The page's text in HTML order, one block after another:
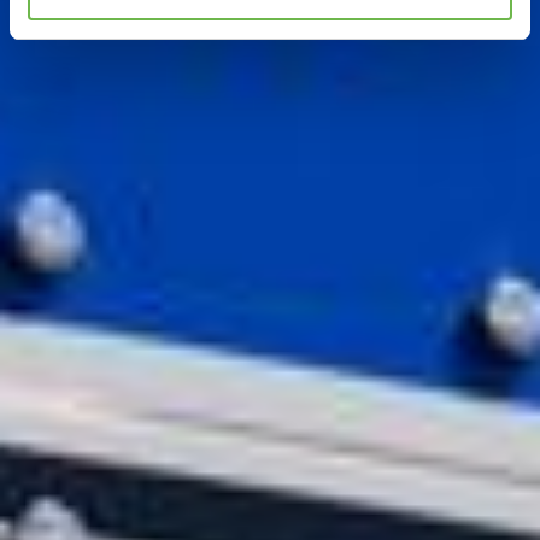
erhobenen Daten in den USA durch Google und
werden vom Europäischen Gerichtshof als ein Land mit
einem nach EU-Standards unzureichendem
Datenschutzniveau eingeschätzt. Es besteht
insbesondere das Risiko, dass Ihre Daten durch US-
Behörden, zu Kontroll- und zu Überwachungszwecken,
möglicherweise auch ohne Rechtsbehelfsmöglichkeiten,
verarbeitet werden können. Wenn Sie auf "Auswahl
manuell festlegen" klicken und keine der optionalen
Boxen (Präferenzen, Statistiken oder Marketing
ausgewählt haben, findet die vorgehend beschriebene
Übermittlung nicht statt. Weitere Informationen erhalten
Sie in unseren Datenschutzhinweisen.
Ausführlich informieren wir Sie darüber gerne hier:
Datenschutz